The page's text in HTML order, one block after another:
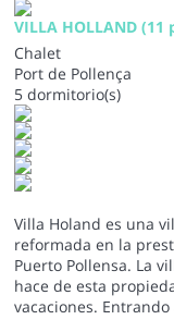
VILLA HOLLAND (11
Chalet
Port de Pollença
5 dormitorio(s)
Villa Holand es una
reformada en la
Puerto Pollensa. La
hace de esta
vacaciones.